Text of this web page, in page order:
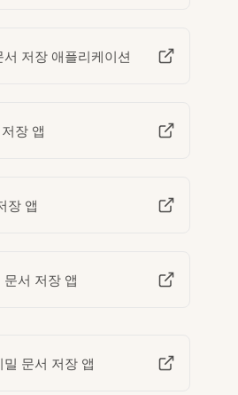
저장 애플리케이션
장 앱
장 앱
서 저장 앱
문서 저장 앱